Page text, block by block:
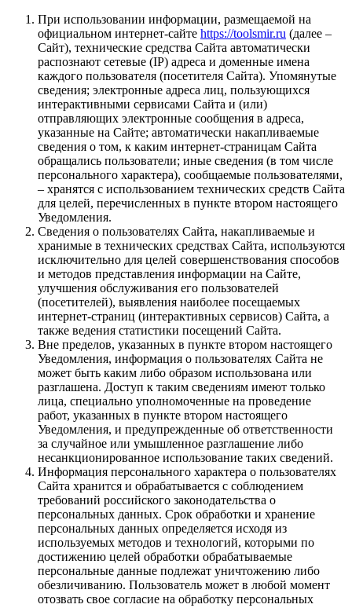
При использовании информации, размещаемой на
официальном интернет-сайте https://toolsmir.ru (далее –
Сайт), технические средства Сайта автоматически
распознают сетевые (IP) адреса и доменные имена
каждого пользователя (посетителя Сайта). Упомянутые
сведения; электронные адреса лиц, пользующихся
интерактивными сервисами Сайта и (или)
отправляющих электронные сообщения в адреса,
указанные на Сайте; автоматически накапливаемые
сведения о том, к каким интернет-страницам Сайта
обращались пользователи; иные сведения (в том числе
персонального характера), сообщаемые пользователями,
– хранятся с использованием технических средств Сайта
для целей, перечисленных в пункте втором настоящего
Уведомления.
Сведения о пользователях Сайта, накапливаемые и
хранимые в технических средствах Сайта, используются
исключительно для целей совершенствования способов
и методов представления информации на Сайте,
улучшения обслуживания его пользователей
(посетителей), выявления наиболее посещаемых
интернет-страниц (интерактивных сервисов) Сайта, а
также ведения статистики посещений Сайта.
Вне пределов, указанных в пункте втором настоящего
Уведомления, информация о пользователях Сайта не
может быть каким либо образом использована или
разглашена. Доступ к таким сведениям имеют только
лица, специально уполномоченные на проведение
работ, указанных в пункте втором настоящего
Уведомления, и предупрежденные об ответственности
за случайное или умышленное разглашение либо
несанкционированное использование таких сведений.
Информация персонального характера о пользователях
Сайта хранится и обрабатывается с соблюдением
требований российского законодательства о
персональных данных. Срок обработки и хранение
персональных данных определяется исходя из
используемых методов и технологий, которыми по
достижению целей обработки обрабатываемые
персональные данные подлежат уничтожению либо
обезличиванию. Пользователь может в любой момент
отозвать свое согласие на обработку персональных